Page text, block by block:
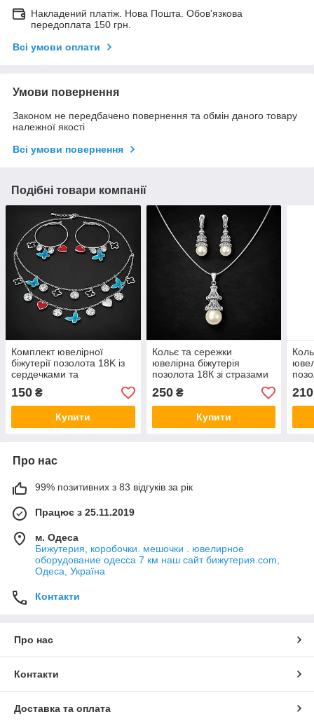
Накладений платіж. Нова Пошта. Обов'язкова
передоплата 150 грн.
Всі умови оплати
Умови повернення
Законом не передбачено повернення та обмін даного товару
належної якості
Всі умови повернення
Подібні товари компанії
Комплект ювелірної
біжутерії позолота 18K із
сердечками та
метеликами Ван Кліф
сережки кільця довжина
кольє 50 см
150 ₴
Купити
Кольє та сережки
ювелірна біжутерія
позолота 18К зі стразами
та перлами сережки
гвоздики 6 см довжина
кольє 50 см
250₴
Купити
та
210
Про нас
99% позитивних з 83 відгуків за рік
Працює з 25.11.2019
м. Одеса
Бижутерия, коробочки. мешочки . ювелирное
оборудование одесса 7 км наш сайт бижутерия.com,
Одеса, Україна
Контакти
Про нас
Контакти
Доставка та оплата